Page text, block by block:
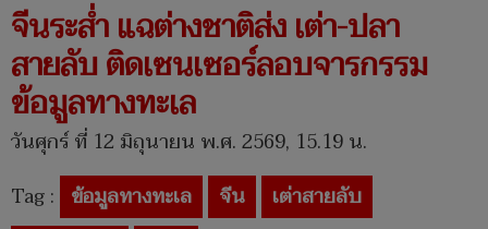
จีนระส่ำ แฉต่างชาติส่ง เต่า-ปลา
สายลับ ติดเซนเซอร์ลอบจารกรรม
ข้อมูลทางทะเล
วันศุกร์ ที่ 12 มิถุนายน พ.ศ. 2569, 15.19 น.
Tag : ข้อมูลทางทะเล จีน
เต่าสายลับ